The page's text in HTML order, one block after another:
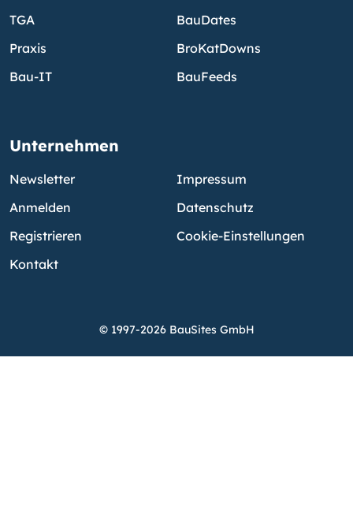
TGA
Praxis
Bau-IT
BauDates
BroKatDowns
BauFeeds
Unternehmen
Newsletter
Anmelden
Registrieren
Kontakt
Impressum
Datenschutz
Cookie-Einstellungen
© 1997-2026 BauSites GmbH